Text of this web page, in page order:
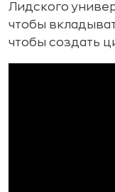
Лидского
чтобы
чтобы создать